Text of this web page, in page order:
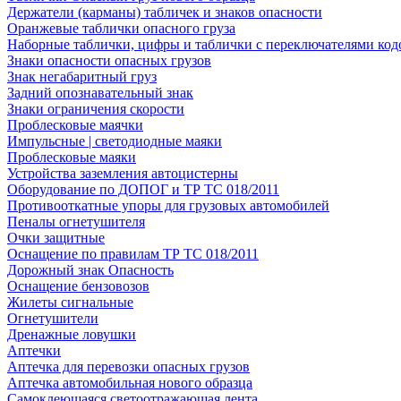
Держатели (карманы) табличек и знаков опасности
Оранжевые таблички опасного груза
Наборные таблички, цифры и таблички с переключателями
Знаки опасности опасных грузов
Знак негабаритный груз
Задний опознавательный знак
Знаки ограничения скорости
Проблесковые маячки
Импульсные | светодиодные маяки
Проблесковые маяки
Устройства заземления автоцистерны
Оборудование по ДОПОГ и ТР ТС 018/2011
Противооткатные упоры для грузовых автомобилей
Пеналы огнетушителя
Очки защитные
Оснащение по правилам ТР ТС 018/2011
Дорожный знак Опасность
Оснащение бензовозов
Жилеты сигнальные
Огнетушители
Дренажные ловушки
Аптечки
Аптечка для перевозки опасных грузов
Аптечка автомобильная нового образца